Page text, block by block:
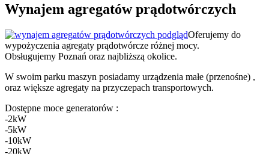
Wynajem agregatów prądotwórczych
Oferujemy do
wypożyczenia agregaty prądotwórcze różnej mocy.
Obsługujemy Poznań oraz najbliższą okolice.
W swoim parku maszyn posiadamy urządzenia małe (przenośne) ,
oraz większe agregaty na przyczepach transportowych.
Dostępne moce generatorów :
-2kW
-5kW
-10kW
-20kW